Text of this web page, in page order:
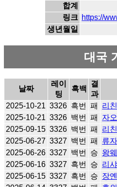
합계
링크 https://
생년월일
대국
날짜
레이
팅
흑백
결
과
2025-10-21 3326 흑번 패 리
2025-10-21 3326 백번 패 자
2025-09-15 3326 백번 패 리
2025-06-27 3327 백번 패 류
2025-06-26 3327 백번 승 왕
2025-06-16 3327 흑번 승 리
2025-06-15 3327 흑번 승 장